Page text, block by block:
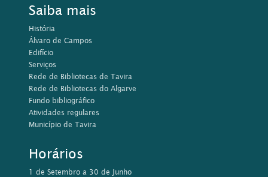
Saiba mais
História
Álvaro de Campos
Edifício
Serviços
Rede de Bibliotecas de Tavira
Rede de Bibliotecas do Algarve
Fundo bibliográfico
Atividades regulares
Município de Tavira
Horários
1 de Setembro a 30 de Junho